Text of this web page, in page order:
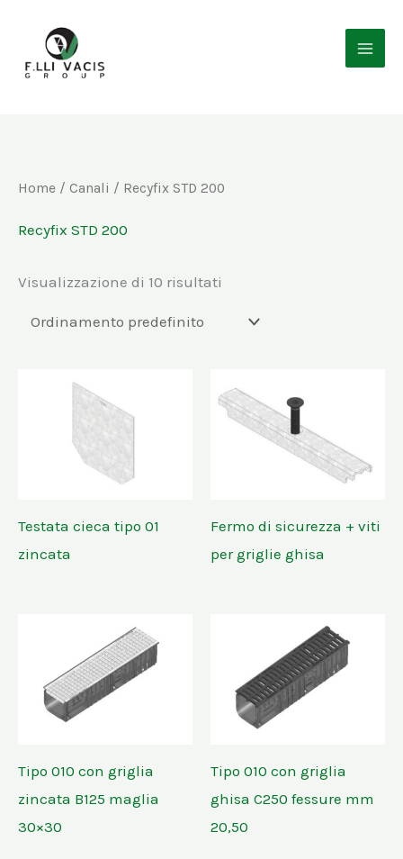
contenuto
Home / Canali / Recyfix STD 200
Recyfix STD 200
Visualizzazione di 10 risultati
Testata cieca tipo 01
zincata
Fermo di sicurezza + viti
per griglie ghisa
Tipo 010 con griglia
zincata B125 maglia
30×30
Tipo 010 con griglia
ghisa C250 fessure mm
20,50